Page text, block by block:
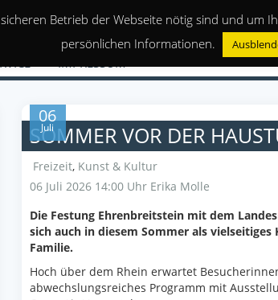
IMPRESSUM
06
Juli
SOMMER VOR DER
Freizeit, Kunst & Kultur
06 Juli 2026 14:00 Uhr Erika Molle
Die Festung Ehrenbreitstein mit dem
sich auch in diesem Sommer als
Familie.
Hoch über dem Rhein erwartet
abwechslungsreiches Programm mit
Betrieb der Webseite nötig sind und um
persönlichen Informationen.